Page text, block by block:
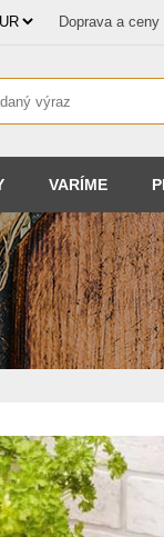
Doprava a ceny
VARÍME